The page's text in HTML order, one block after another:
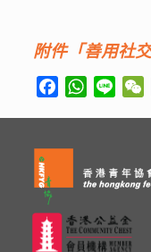
附件「善用社
FacebookWhatsApp
Line